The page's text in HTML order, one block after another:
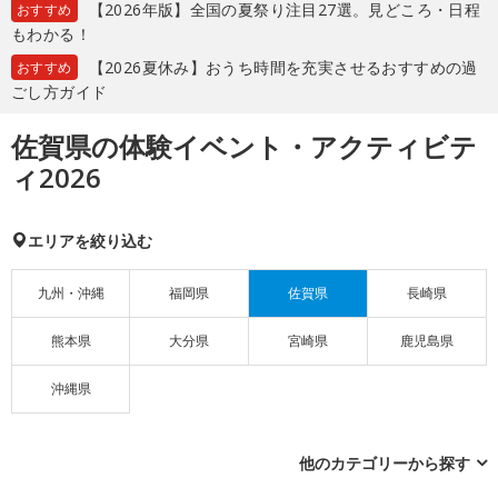
おすすめ
【2026年版】全国の夏祭り注目27選。見どころ・日程
もわかる！
おすすめ
【2026夏休み】おうち時間を充実させるおすすめの過
ごし方ガイド
佐賀県の体験イベント・アクティビテ
ィ2026
エリアを絞り込む
九州・沖縄 福岡県 佐賀県 長崎県
熊本県 大分県 宮崎県 鹿児島県
沖縄県
他のカテゴリーから探す